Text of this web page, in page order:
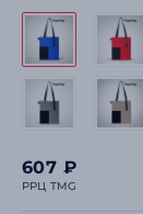
607 ₽
РРЦ TMG